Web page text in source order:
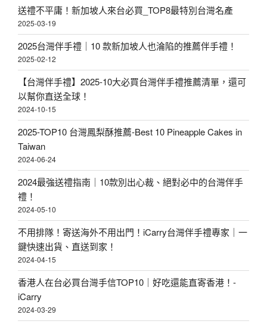
送禮不平庸！新加坡人來台必買_TOP8最特別台灣名產
2025-03-19
2025台灣伴手禮｜10 款新加坡人也淪陷的推薦伴手禮！
2025-02-12
【台灣伴手禮】2025-10大必買台灣伴手禮推薦清單，還可
以幫你直送全球！
2024-10-15
2025-TOP10 台灣鳳梨酥推薦-Best 10 Pineapple Cakes in
Taiwan
2024-06-24
2024最強送禮指南｜10款別出心裁、絕對必中的台灣伴手
禮！
2024-05-10
不用排隊！寄送海外不用出門！iCarry台灣伴手禮專家｜一
鍵快速出貨、直送到家！
2024-04-15
香港人在台必買台灣手信TOP10｜好吃還能直寄香港！-
iCarry
2024-03-29